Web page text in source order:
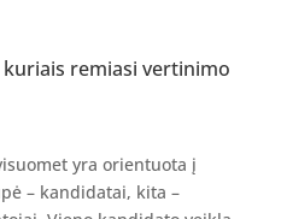
remiasi vertinimo
yra orientuota į
– kandidatai, kita –